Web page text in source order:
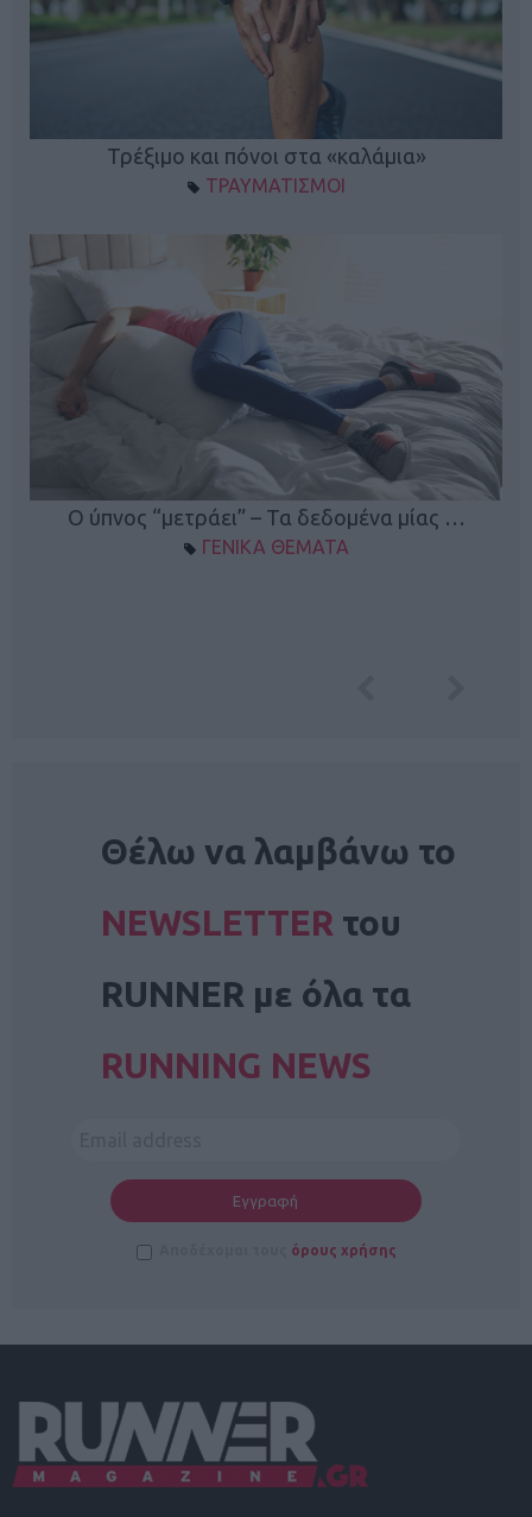
Τρέξιμο και πόνοι στα «καλάμια»
ΤΡΑΥΜΑΤΙΣΜΟΙ
Ο ύπνος “μετράει” – Τα δεδομένα μίας …
ΓΕΝΙΚΑ ΘΕΜΑΤΑ
Θέλω να λαμβάνω το
NEWSLETTER του
RUNNER με όλα τα
RUNNING NEWS
όρους χρήσης